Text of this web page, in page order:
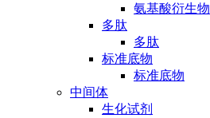
氨基酸衍生物
多肽
多肽
标准底物
标准底物
中间体
生化试剂